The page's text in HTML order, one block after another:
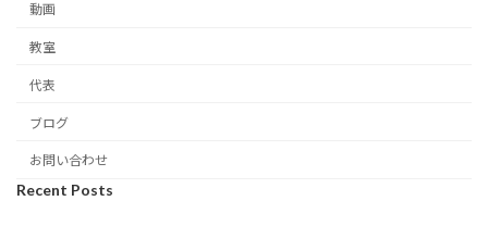
動画
教室
代表
ブログ
お問い合わせ
Recent Posts